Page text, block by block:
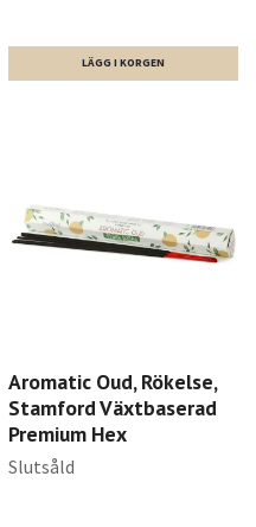
Aromatic Oud, Rökelse,
Stamford Växtbaserad
Premium Hex
Slutsåld